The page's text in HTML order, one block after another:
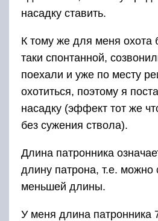
насадку ставить.
К тому же для меня охота
таки спонтанной,
поехали и уже по месту
охотиться, поэтому я
насадку (эффект тот же
без сужения ствола).
Длина патронника
длину патрона, т.е. можно
меньшей длины.
У меня длина патронника